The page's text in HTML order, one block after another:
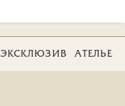
ЭКСКЛЮЗИВ АТЕЛЬЕ